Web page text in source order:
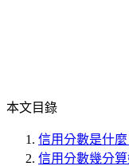
本文目錄
信用分數是什麼
信用分數幾分算